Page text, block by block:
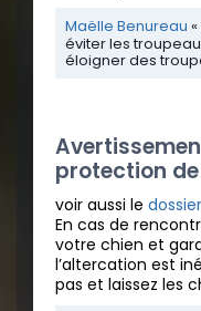
Maëlle Benureau
éviter les
éloigner des
protection
voir aussi le
En cas de
votre chien et
l’altercation est
pas et laissez les